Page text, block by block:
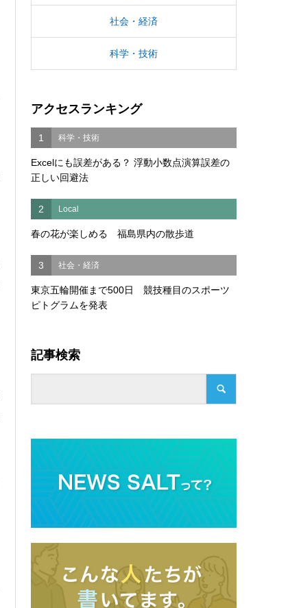
社会・経済
科学・技術
アクセスランキング
1 科学・技術
Excelにも誤差がある？ 浮動小数点演算誤差の
正しい回避法
2 Local
春の花が楽しめる 福島県内の散歩道
3 社会・経済
東京五輪開催まで500日 競技種目のスポーツ
ピトグラムを発表
記事検索